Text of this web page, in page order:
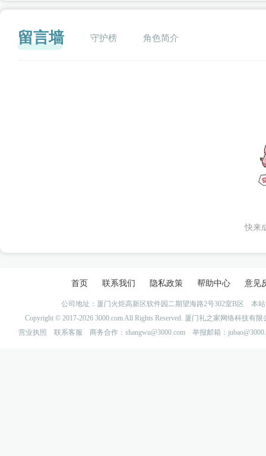
留言墙 守护榜 角色简介
快来
首页 联系我们 隐私政策 帮助中心 意见
公司地址：厦门火炬高新区软件园二期望海路2号302室B区 本
Copyright © 2017-2026 3000.com All Rights Reserved. 厦门礼之家网络科技
营业执照
联系客服 商务合作：shangwu@3000.com 举报邮箱：